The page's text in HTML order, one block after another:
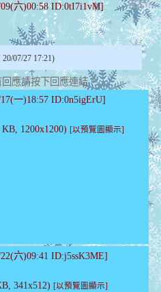
六)00:58 ID:0tI7i1vM]
07/27 17:21)
應請按下回應連結。
一)18:57 ID:0n5igErU]
1200x1200) [以預覽圖顯示]
六)09:41 ID:j5ssK3ME]
341x512) [以預覽圖顯示]